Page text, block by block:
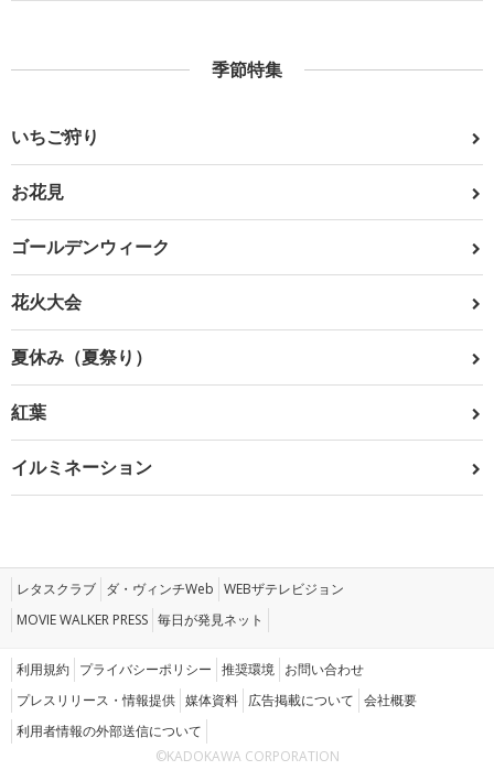
季節特集
いちご狩り
お花見
ゴールデンウィーク
花火大会
夏休み（夏祭り）
紅葉
イルミネーション
レタスクラブ ダ・ヴィンチWeb WEBザテレビジョン
MOVIE WALKER PRESS 毎日が発見ネット
利用規約 プライバシーポリシー 推奨環境 お問い合わせ
プレスリリース・情報提供 媒体資料 広告掲載について 会社概要
利用者情報の外部送信について
©KADOKAWA CORPORATION